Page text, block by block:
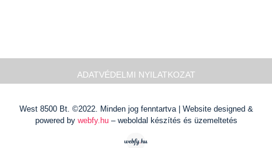
ADATVÉDELMI NYILATKOZAT
West 8500 Bt. ©2022. Minden jog fenntartva | Website designed &
powered by webfy.hu – weboldal készítés és üzemeltetés